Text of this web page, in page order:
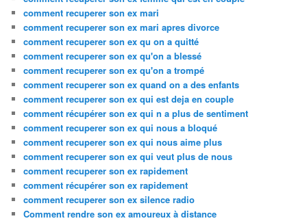
comment recuperer son ex mari
comment recuperer son ex mari apres divorce
comment recuperer son ex qu on a quitté
comment recuperer son ex qu'on a blessé
comment recuperer son ex qu'on a trompé
comment recuperer son ex quand on a des enfants
comment recuperer son ex qui est deja en couple
comment récupérer son ex qui n a plus de sentiment
comment recuperer son ex qui nous a bloqué
comment recuperer son ex qui nous aime plus
comment recuperer son ex qui veut plus de nous
comment recuperer son ex rapidement
comment récupérer son ex rapidement
comment recuperer son ex silence radio
Comment rendre son ex amoureux à distance